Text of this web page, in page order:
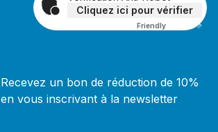
Cliquez ici pour vérifier
Friendly Captcha ⇗
Recevez un bon de réduction de 10%
en vous inscrivant à la newsletter